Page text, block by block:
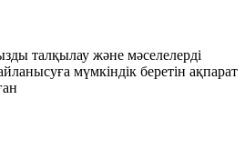
талқылау және мәселелерді
мүмкіндік беретін ақпарат